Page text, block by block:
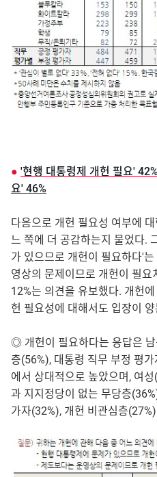
● '현행 대통령제 개헌 필요'
요' 46%
다음으로 개헌 필요성 여부에
느 쪽에 더 공감하는지 물었다.
가 있으므로 개헌이 필요하다'
영상의 문제이므로 개헌이 필
12%는 의견을 유보했다. 개헌
헌 필요성에 대해서도 입장이
◎ 개헌이 필요하다는 응답은 남
층(56%), 대통령 직무 부정 평
에서 상대적으로 높았으며, 여
과 지지정당이 없는 무당층
가자(32%), 개헌 비관심층